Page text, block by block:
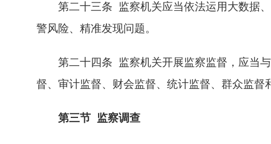
第二十三条 监察机关应当依法运用大数据、
警风险、精准发现问题。
第二十四条 监察机关开展监察监督，应当与
督、审计监督、财会监督、统计监督、群众监
第三节 监察调查